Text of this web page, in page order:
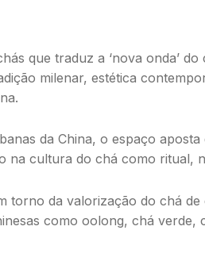
que traduz a ‘nova onda’
milenar, estética
da China, o espaço aposta
na cultura do chá como ritual,
torno da valorização do chá de
como oolong, chá verde,